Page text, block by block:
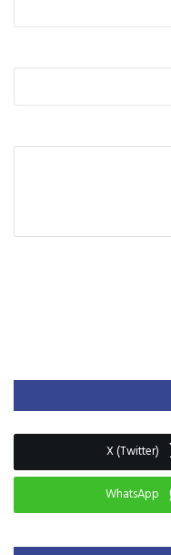
X (Twitter)
WhatsApp